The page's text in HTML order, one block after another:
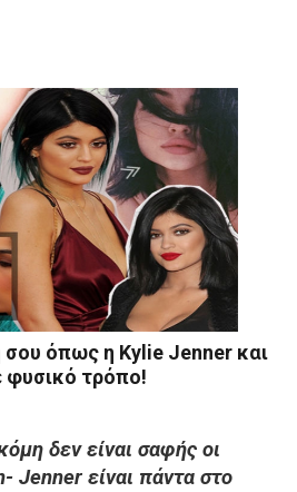
όπως η Kylie Jenner και
φυσικό τρόπο!
δεν είναι σαφής οι
Jenner είναι πάντα στο